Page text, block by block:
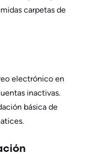
carpetas de
electrónico en
inactivas.
básica de